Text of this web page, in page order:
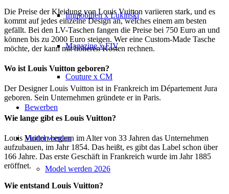
Immobilien x Lukinski
Magazine x FIV
Couture x CM
Bewerben
Model werden
Model werden 2026
Die Preise der Kleidung von Louis Vuitton variieren stark, und es
kommt auf jedes einzelne Design an, welches einem am besten
gefällt. Bei den LV-Taschen fangen die Preise bei 750 Euro an und
können bis zu 2000 Euro steigen. Wer eine Custom-Made Tasche
möchte, der kann mit höheren Kosten rechnen.
Wo ist Louis Vuitton geboren?
Der Designer Louis Vuitton ist in Frankreich im Département Jura
geboren. Sein Unternehmen gründete er in Paris.
Wie lange gibt es Louis Vuitton?
Louis Vuitton begann im Alter von 33 Jahren das Unternehmen
aufzubauen, im Jahr 1854. Das heißt, es gibt das Label schon über
166 Jahre. Das erste Geschäft in Frankreich wurde im Jahr 1885
eröffnet.
Wie entstand Louis Vuitton?